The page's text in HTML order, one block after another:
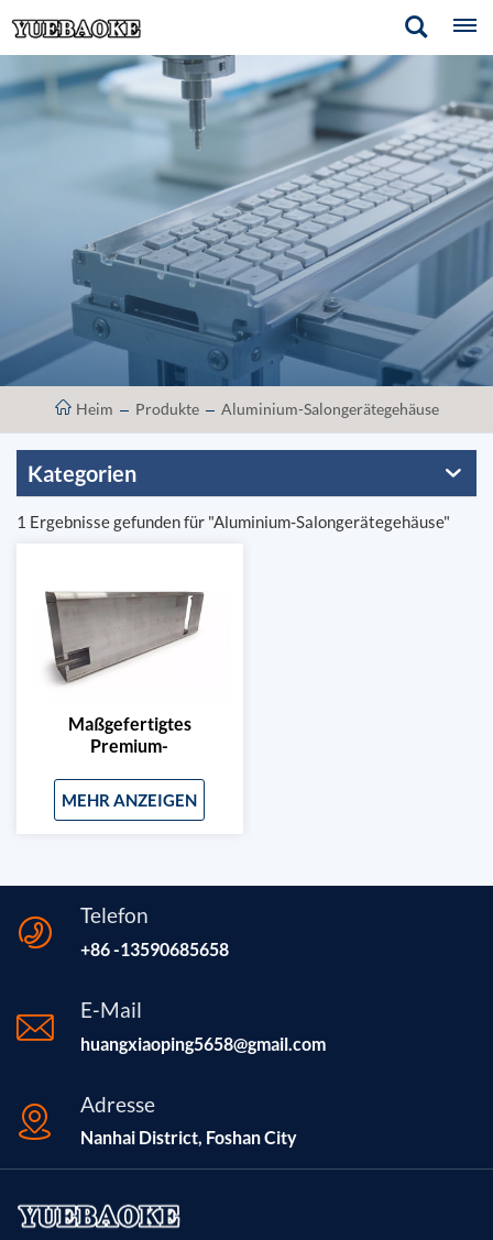
Heim Produkte Aluminium-Salongerätegehäuse
Kategorien
1 Ergebnisse gefunden für "Aluminium-Salongerätegehäuse"
Maßgefertigtes
Premium-
Salongeräte
MEHR ANZEIGEN
Telefon
+86 -13590685658
E-Mail
huangxiaoping5658@gmail.com
Adresse
Nanhai District, Foshan City